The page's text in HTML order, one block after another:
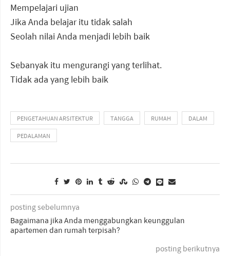
Mempelajari ujian
Jika Anda belajar itu tidak salah
Seolah nilai Anda menjadi lebih baik
Sebanyak itu mengurangi yang terlihat.
Tidak ada yang lebih baik
PENGETAHUAN ARSITEKTUR TANGGA RUMAH
DALAM
PEDALAMAN
posting sebelumnya
Bagaimana jika Anda menggabungkan keunggulan
apartemen dan rumah terpisah?
posting berikutnya